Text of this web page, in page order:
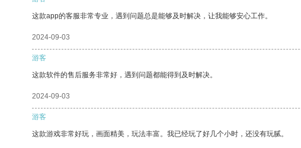
这款app的客服非常专业，遇到问题总是能够及时解决，让我能够安心工作。
2024-09-03
游客
这款软件的售后服务非常好，遇到问题都能得到及时解决。
2024-09-03
游客
这款游戏非常好玩，画面精美，玩法丰富。我已经玩了好几个小时，还没有玩腻。